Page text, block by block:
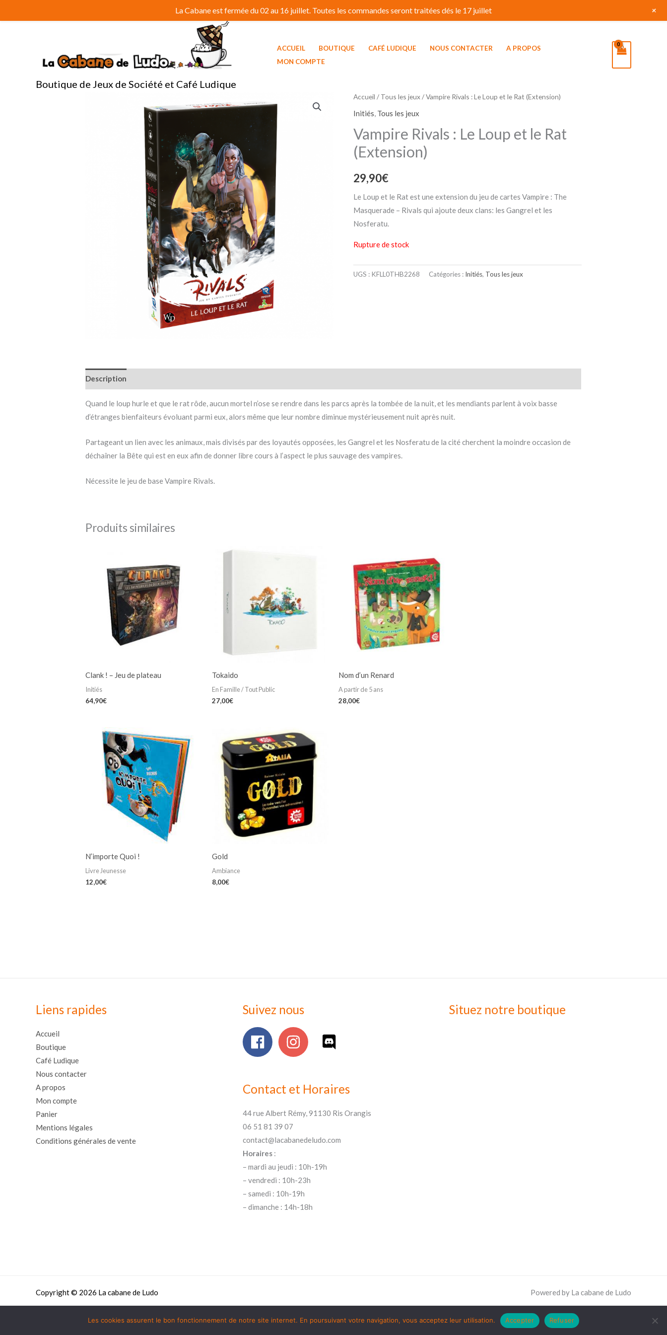
au
Boutique de Jeux de Société et Café Ludique
ACCUEIL BOUTIQUE CAFÉ LUDIQUE NOUS CONTACTER
A PROPOS
MON COMPTE
Accueil / Tous les jeux/ Vampire Rivals : Le Loup et le Rat (Extension)
Initiés, Tous les jeux
Vampire Rivals : Le Loup et le Rat
(Extension)
29,90€
Le Loup et le Rat est une extension du jeu de cartes Vampire : The
Masquerade – Rivals qui ajoute deux clans: les Gangrel et les
Nosferatu.
Rupture de stock
UGS : KFLL0THB2268 Catégories : Initiés, Tous les jeux
Description
Quand le loup hurle et que le rat rôde, aucun mortel n’ose se rendre dans les parcs après la tombée de la nuit, et les mendiants parlent à voix basse
d’étranges bienfaiteurs évoluant parmi eux, alors même que leur nombre diminue mystérieusement nuit après nuit.
Partageant un lien avec les animaux, mais divisés par des loyautés opposées, les Gangrel et les Nosferatu de la cité cherchent la moindre occasion de
déchaîner la Bête qui est en eux afin de donner libre cours à l’aspect le plus sauvage des vampires.
Nécessite le jeu de base Vampire Rivals.
Produits similaires
Clank ! – Jeu de plateau
Initiés
64,90€
Tokaido
En Famille / Tout Public
27,00€
Nom d’un Renard
A partir de 5 ans
28,00€
N’importe Quoi !
Livre Jeunesse
12,00€
Gold
Ambiance
8,00€
Liens rapides
Accueil
Boutique
Café Ludique
Nous contacter
A propos
Mon compte
Panier
Mentions légales
Conditions générales de vente
Suivez nous
Contact et Horaires
44 rue Albert Rémy, 91130 Ris Orangis
06 51 81 39 07
contact@lacabanedeludo.com
Horaires:
– mardi au jeudi : 10h-19h
– vendredi : 10h-23h
– samedi : 10h-19h
– dimanche : 14h-18h
Situez notre boutique
Copyright © 2026 La cabane de Ludo Powered by La cabane de Ludo
La Cabane est fermée du 02 au 16 juillet. Toutes les commandes seront traitées dés le 17 juillet +
Les cookies assurent le bon fonctionnement de notre site internet. En poursuivant votre navigation, vous acceptez leur utilisation. Accepter Refuser